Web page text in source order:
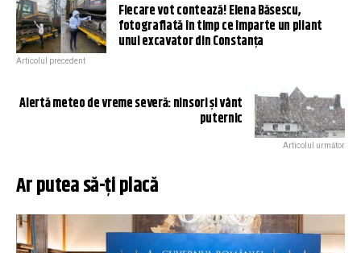
Fiecare vot contează! Elena Băsescu,
fotografiată în timp ce împarte un pliant
unui excavator din Constanţa
Articolul precedent
Alertă meteo de vreme severă: ninsori și vânt
puternic
Articolul următor
Ar putea să-ți placă